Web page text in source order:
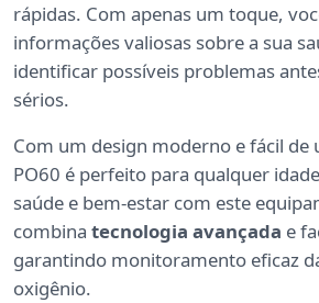
rápidas. Com apenas um toque,
informações valiosas sobre a sua
identificar possíveis problemas
sérios.
Com um design moderno e fácil de
PO60 é perfeito para qualquer
saúde e bem-estar com este
combina tecnologia avançada e
garantindo monitoramento eficaz
oxigênio.